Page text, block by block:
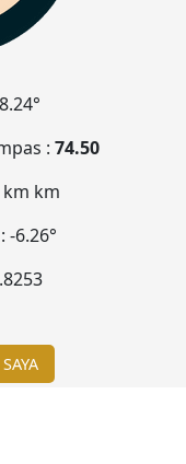
:74.50
km km
-6.26°